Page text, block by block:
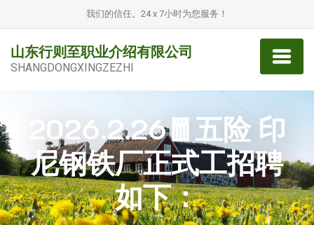
我们的信任。24 x 7小时为您服务！
山东行则至职业介绍有限公司
SHANGDONGXINGZEZHI
2026.2.26🧧五险 印
尼钢铁厂正式工招聘
如下：